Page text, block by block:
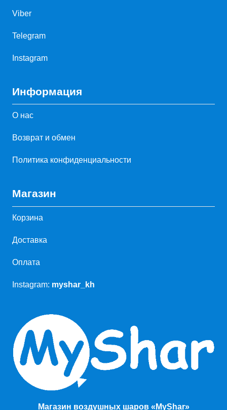
Viber
Telegram
Instagram
Информация
О нас
Возврат и обмен
Политика конфиденциальности
Магазин
Корзина
Доставка
Оплата
Instagram: myshar_kh
Магазин воздушных шаров «MyShar»